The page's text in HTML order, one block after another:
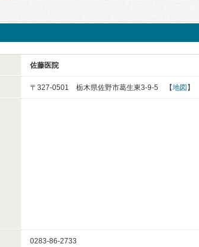
佐藤医院
〒327-0501 栃木県佐野市葛生東3-9-5 【地図 】
0283-86-2733